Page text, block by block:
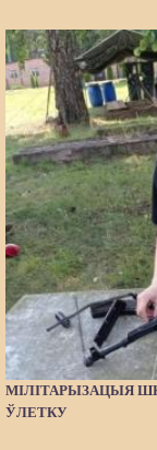
МІЛІТАРЫЗАЦЫЯ
ЎЛЕТКУ